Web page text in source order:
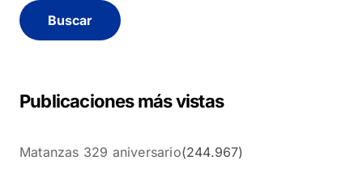
c
a
Publicaciones más vistas
Matanzas 329 aniversario(244.967)